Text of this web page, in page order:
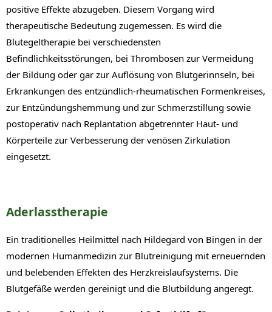
positive Effekte abzugeben. Diesem Vorgang wird
therapeutische Bedeutung zugemessen. Es wird die
Blutegeltherapie bei verschiedensten
Befindlichkeitsstörungen, bei Thrombosen zur Vermeidung
der Bildung oder gar zur Auflösung von Blutgerinnseln, bei
Erkrankungen des entzündlich-rheumatischen Formenkreises,
zur Entzündungshemmung und zur Schmerzstillung sowie
postoperativ nach Replantation abgetrennter Haut- und
Körperteile zur Verbesserung der venösen Zirkulation
eingesetzt.
Aderlasstherapie
Ein traditionelles Heilmittel nach Hildegard von Bingen in der
modernen Humanmedizin zur Blutreinigung mit erneuernden
und belebenden Effekten des Herzkreislaufsystems. Die
Blutgefäße werden gereinigt und die Blutbildung angeregt.